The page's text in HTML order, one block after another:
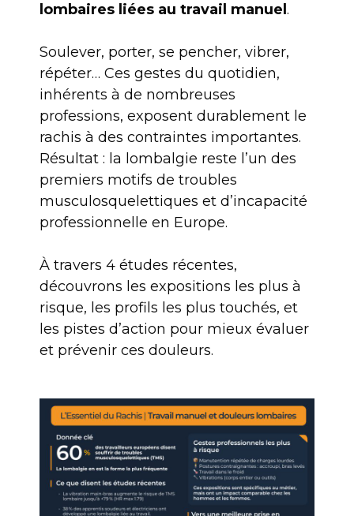
lombaires liées au travail manuel .
Soulever, porter, se pencher, vibrer,
répéter… Ces gestes du quotidien,
inhérents à de nombreuses
professions, exposent durablement le
rachis à des contraintes importantes.
Résultat : la lombalgie reste l’un des
premiers motifs de troubles
musculosquelettiques et d’incapacité
professionnelle en Europe.
À travers 4 études récentes,
découvrons les expositions les plus à
risque, les profils les plus touchés, et
les pistes d’action pour mieux évaluer
et prévenir ces douleurs.